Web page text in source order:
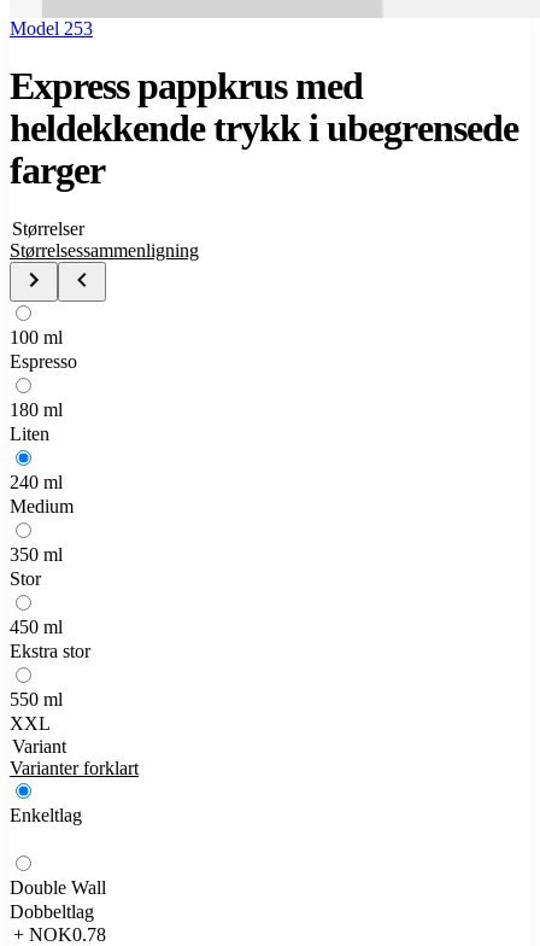
Model 253
Express pappkrus med
heldekkende trykk i ubegrensede
farger
Størrelser
Størrelsessammenligning
100 ml
Espresso
180 ml
Liten
240 ml
Medium
350 ml
Stor
450 ml
Ekstra stor
550 ml
XXL
Variant
Varianter forklart
Enkeltlag
Double Wall
Dobbeltlag
+ NOK0.78